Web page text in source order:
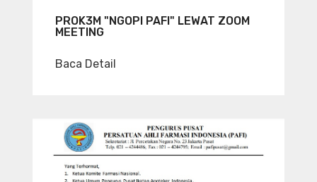
PROK3M "NGOPI PAFI" LEWAT ZOOM
MEETING
Baca Detail